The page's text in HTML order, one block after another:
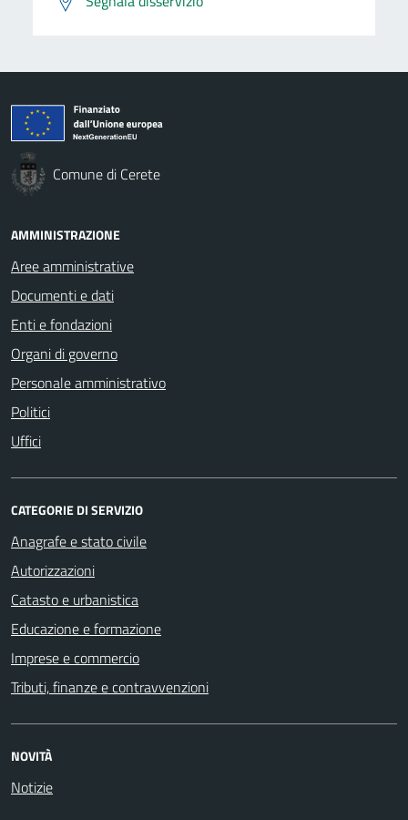
Comune di Cerete
AMMINISTRAZIONE
Aree amministrative
Documenti e dati
Enti e fondazioni
Organi di governo
Personale amministrativo
Politici
Uffici
CATEGORIE DI SERVIZIO
Anagrafe e stato civile
Autorizzazioni
Catasto e urbanistica
Educazione e formazione
Imprese e commercio
Tributi, finanze e contravvenzioni
NOVITÀ
Notizie